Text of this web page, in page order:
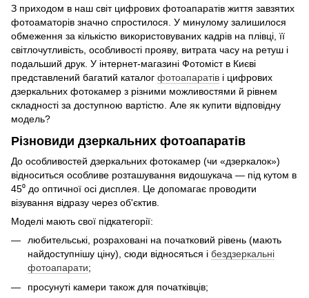
З приходом в наш світ цифрових фотоапаратів життя завзятих
фотоаматорів значно спростилося. У минулому залишилося
обмеження за кількістю використовуваних кадрів на плівці, її
світлочутливість, особливості прояву, витрата часу на ретуш і
подальший друк. У інтернет-магазині Фотоміст в Києві
представлений багатий каталог фотоапаратів і цифрових
дзеркальних фотокамер з різними можливостями й рівнем
складності за доступною вартістю. Але як купити відповідну
модель?
Різновиди дзеркальних фотоапаратів
До особливостей дзеркальних фотокамер (чи «дзеркалок»)
відноситься особливе розташування видошукача — під кутом в
45⁰ до оптичної осі дисплея. Це допомагає проводити
візування відразу через об'єктив.
Моделі мають свої підкатегорії:
любительські, розраховані на початковий рівень (мають
найдоступнішу ціну), сюди відносяться і бездзеркальні
фотоапарати;
просунуті камери також для початківців;